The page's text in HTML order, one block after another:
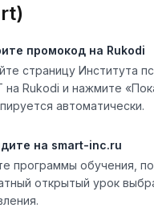
промокод на Rukodi
страницу Института
на Rukodi и нажмите
автоматически.
на smart-inc.ru
программы обучения,
открытый урок